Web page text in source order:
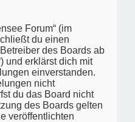
Forum“ (im
du einen
des Boards ab
und erklärst dich mit
einverstanden.
nicht
du das Board nicht
des Boards gelten
veröffentlichten